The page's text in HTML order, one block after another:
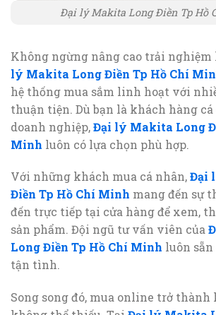
Đại lý Makita Long Điền Tp Hồ
Không ngừng nâng cao trải nghiệm
lý Makita Long Điền Tp Hồ Chí
hệ thống mua sắm linh hoạt với
thuận tiện. Dù bạn là khách hàng
doanh nghiệp,Đại lý Makita Long
Minh luôn có lựa chọn phù hợp.
Với những khách mua cá nhân,Đại
Điền Tp Hồ Chí Minh mang đến sự
đến trực tiếp tại cửa hàng để xem,
sản phẩm. Đội ngũ tư vấn viên của
Long Điền Tp Hồ Chí Minh luôn sẵn
tận tình.
Song song đó, mua online trở thành